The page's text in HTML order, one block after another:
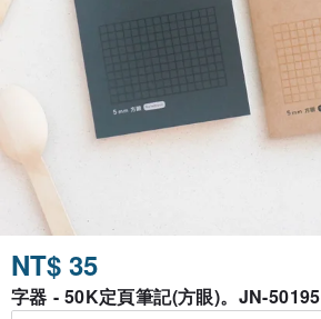
NT$ 35
字器 - 50K定頁筆記(方眼)。JN-50195